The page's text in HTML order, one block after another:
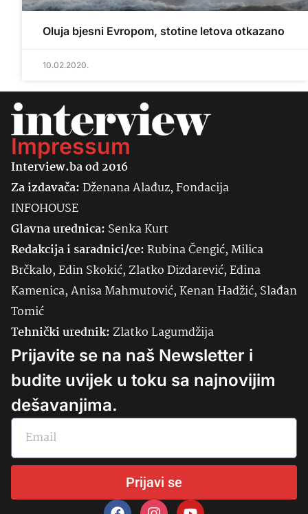
Oluja bjesni Evropom, stotine letova otkazano
10.02.2020.
Impressum
Interview.ba od 2016
Za izdavača:Dženana Alađuz, Fondacija
INFOHOUSE
Glavna urednica: SenkaKurt
Redakcija i saradnici/ce:Rubina Čengić, Milica
Brčkalo, Edin Skokić, Zlatko Dizdarević, Edina
Kamenica, Anisa Mahmutović, Kenan Hadžić, Slađan
Tomić
Tehnički urednik:Zlatko Lagumdžija
Prijavite se na naš Newsletter i
budite uvijek u toku sa najnovijim
dešavanjima.
Prijavi se